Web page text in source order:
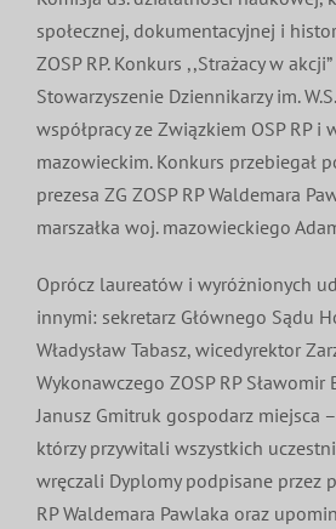
Symbole
Media
MDP i DDP
OTWP
PNWM
Kultura
Orkiestry
Sport
Floriany
Projekty
System OSP
Poradnik
100-lecie
społecznej, dokumentacyjnej i
ZOSP RP. Konkurs ,,Strażacy w
Stowarzyszenie Dziennikarzy im.
współpracy ze Związkiem OSP RP i
mazowieckim. Konkurs przebiegał
prezesa ZG ZOSP RP Waldemara
marszałka woj. mazowieckiego
Oprócz laureatów i wyróżnionych
innymi: sekretarz Głównego Sądu
Władysław Tabasz, wicedyrektor
Wykonawczego ZOSP RP
Janusz Gmitruk gospodarz miejsca
którzy przywitali wszystkich
wręczali Dyplomy podpisane przez
RP Waldemara Pawlaka oraz